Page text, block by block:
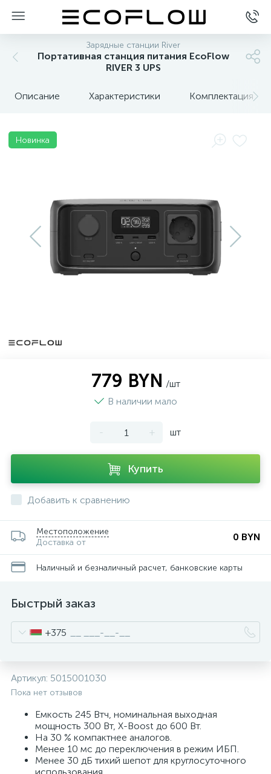
Зарядные станции River
Портативная станция питания EcoFlow
RIVER 3 UPS
Описание Характеристики Комплектация
Новинка
779 BYN /шт
В наличии мало
- + шт
Купить
Добавить к сравнению
Местоположение
Доставка от
0 BYN
Наличный и безналичный расчет, банковские карты
Быстрый заказ
+375
Артикул: 5015001030
Пока нет отзывов
Емкость 245 Втч, номинальная выходная
мощность 300 Вт, X-Boost до 600 Вт.
На 30 % компактнее аналогов.
Менее 10 мс до переключения в режим ИБП.
Менее 30 дБ тихий шепот для круглосуточного